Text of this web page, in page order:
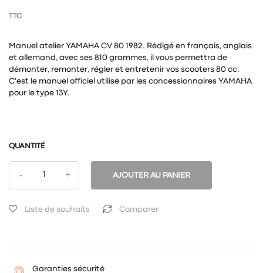
TTC
Manuel atelier YAMAHA CV 80 1982. Rédigé en français, anglais
et allemand, avec ses 810 grammes, il vous permettra de
démonter, remonter, régler et entretenir vos scooters 80 cc.
C'est le manuel officiel utilisé par les concessionnaires YAMAHA
pour le type 13Y.
QUANTITÉ
AJOUTER AU PANIER
Liste de souhaits Comparer
Garanties sécurité